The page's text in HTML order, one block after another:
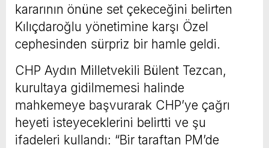
kararının önüne set çekeceğini belirten
Kılıçdaroğlu yönetimine karşı Özel
cephesinden sürpriz bir hamle geldi.
CHP Aydın Milletvekili Bülent Tezcan,
kurultaya gidilmemesi halinde
mahkemeye başvurarak CHP’ye çağrı
heyeti isteyeceklerini belirtti ve şu
ifadeleri kullandı: “Bir taraftan PM’de